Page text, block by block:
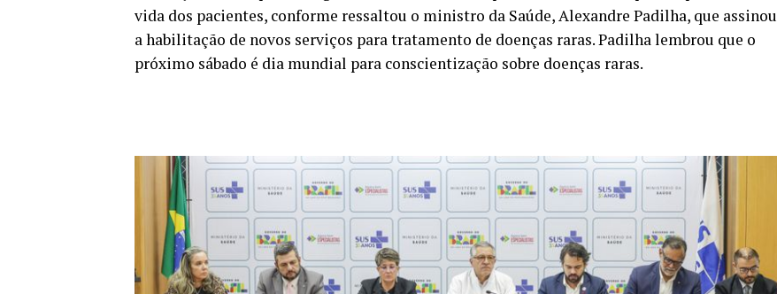
vida dos pacientes, conforme ressaltou o ministro da Saúde, Alexandre Padilha, que assinou
a habilitação de novos serviços para tratamento de doenças raras. Padilha lembrou que o
próximo sábado é dia mundial para conscientização sobre doenças raras.